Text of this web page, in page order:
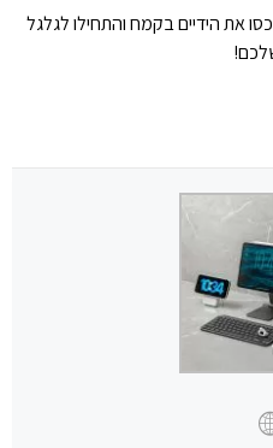
את הידיים בקמח והתחילו לגלגל